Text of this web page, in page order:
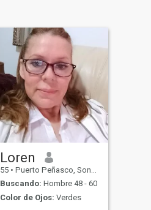
Loren
55 • Puerto Peñasco, Sonora, México
Buscando: Hombre 48 - 60
Color de Ojos: Verdes